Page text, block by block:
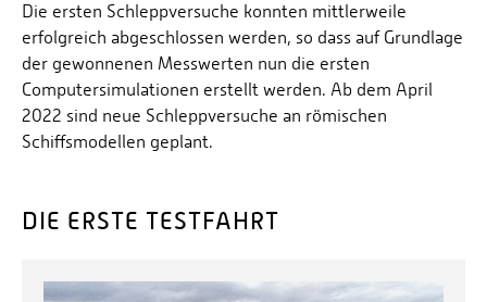
Die ersten Schleppversuche konnten mittlerweile
erfolgreich abgeschlossen werden, so dass auf Grundlage
der gewonnenen Messwerten nun die ersten
Computersimulationen erstellt werden. Ab dem April
2022 sind neue Schleppversuche an römischen
Schiffsmodellen geplant.
DIE ERSTE TESTFAHRT